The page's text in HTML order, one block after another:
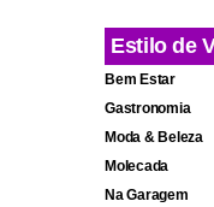
Estilo de
Bem Estar
Gastronomia
Moda & Beleza
Molecada
Na Garagem